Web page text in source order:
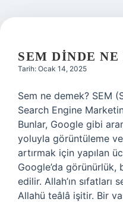
Hakkımızda
SEM DINDE
Tarih: Ocak 14, 2025
Sem ne demek? SEM
Search Engine
Bunlar, Google gibi
yoluyla görüntüleme
artırmak için yapılan
Google’da
edilir. Allah’ın sıfatları
Allahü teâlâ işitir. Bir